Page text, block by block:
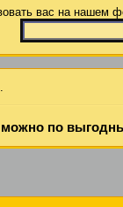
вас на
можно по